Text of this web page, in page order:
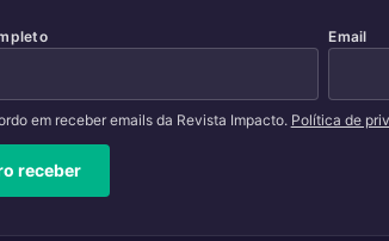
Email
em receber emails da Revista Impacto. Política de
receber